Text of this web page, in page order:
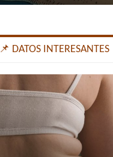
📌 DATOS INTERESANTES